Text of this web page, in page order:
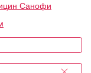
Санофи